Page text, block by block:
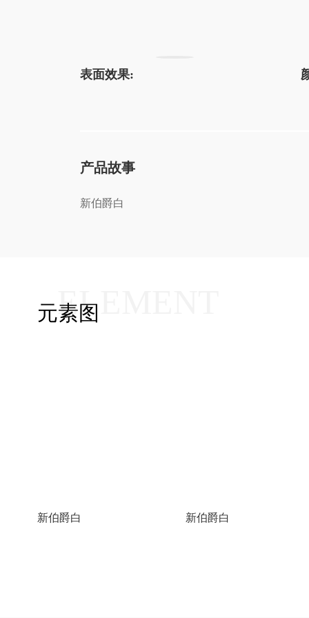
表面效果:
产品故事
新伯爵白
元素图
ELEMENT
新伯爵白 新伯爵白